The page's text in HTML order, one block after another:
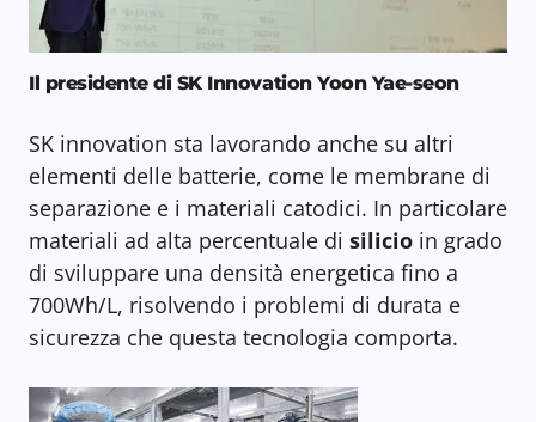
Il presidente di SK Innovation Yoon Yae-seon
SK innovation sta lavorando anche su altri
elementi delle batterie, come le membrane di
separazione e i materiali catodici. In particolare
materiali ad alta percentuale di silicio in grado
di sviluppare una densità energetica fino a
700Wh/L, risolvendo i problemi di durata e
sicurezza che questa tecnologia comporta.